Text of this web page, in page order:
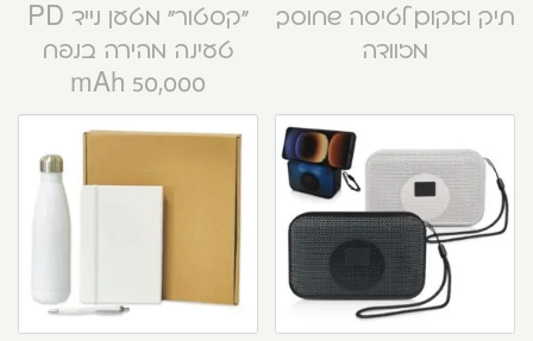
תיק ואקום לטיסה שחוסך
מזוודה
“קסטור” מטען נייד PD
טעינה מהירה בנפח
50,000 mAh